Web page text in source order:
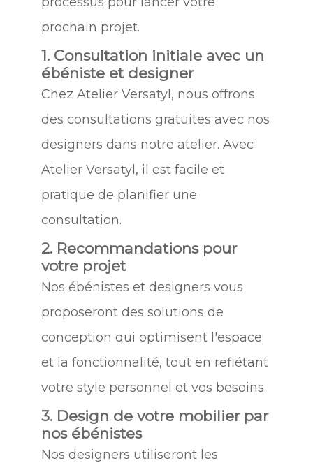
prochain projet.
1. Consultation initiale avec un
ébéniste et designer
Chez Atelier Versatyl, nous offrons
des consultations gratuites avec nos
designers dans notre atelier. Avec
Atelier Versatyl, il est facile et
pratique de planifier une
consultation.
2. Recommandations pour
votre projet
Nos ébénistes et designers vous
proposeront des solutions de
conception qui optimisent l'espace
et la fonctionnalité, tout en reflétant
votre style personnel et vos besoins.
3. Design de votre mobilier par
nos ébénistes
Nos designers utiliseront les